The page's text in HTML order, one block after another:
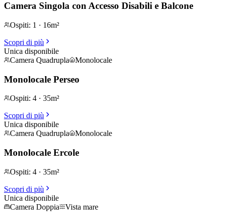
Camera Singola con Accesso Disabili e Balcone
Ospiti: 1 · 16m²
Scopri di più
Unica disponibile
Camera Quadrupla
Monolocale
Monolocale Perseo
Ospiti: 4 · 35m²
Scopri di più
Unica disponibile
Camera Quadrupla
Monolocale
Monolocale Ercole
Ospiti: 4 · 35m²
Scopri di più
Unica disponibile
Camera Doppia
Vista mare